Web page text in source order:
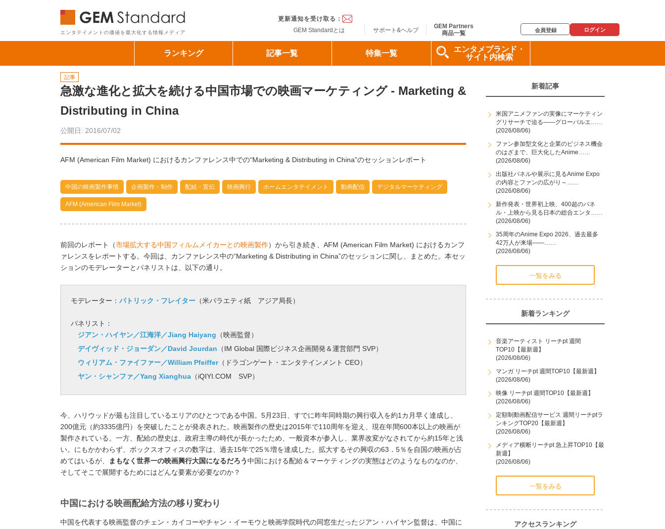
エンタテイメントの価値を最大化する情報メディア
更新通知を受け取る：
GEM Standardとは
サポート&ヘルプ
GEM Partners
商品一覧
会員登録 ログイン
ランキング 記事一覧 特集一覧
エンタメブランド・
サイト内検索
記事
急激な進化と拡大を続ける中国市場での映画マーケティング - Marketing &
Distributing in China
公開日: 2016/07/02
AFM (American Film Market) におけるカンファレンス中での“Marketing & Distributing in China”のセッションレポート
中国の映画製作事情 企画製作・制作 配給・宣伝 映画興行 ホームエンタテイメント 動画配信 デジタルマーケティング
AFM (American Film Market)
前回のレポート（市場拡大する中国フィルムメイカーとの映画製作）から引き続き、AFM (American Film Market) におけるカンフ
ァレンスをレポートする。今回は、カンファレンス中の“Marketing & Distributing in China”のセッションに関し、まとめた。本セッ
ションのモデレーターとパネリストは、以下の通り。
モデレーター： パトリック・フレイター （米バラエティ紙 アジア局長）
パネリスト：
ジアン・ハイヤン／江海洋／Jiang Haiyang （映画監督）
デイヴィッド・ジョーダン／David Jourdan （IM Global 国際ビジネス企画開発＆運営部門 SVP）
ウィリアム・ファイファー／William Pfeiffer（ドラゴンゲート・エンタテインメント CEO）
ヤン・シャンファ／Yang Xianghua （iQIYI.COM SVP）
今、ハリウッドが最も注目しているエリアのひとつである中国。5月23日、すでに昨年同時期の興行収入を約1カ月早く達成し、
200億元（約3335億円）を突破したことが発表された。映画製作の歴史は2015年で110周年を迎え、現在年間600本以上の映画が
製作されている。一方、配給の歴史は、政府主導の時代が長かったため、一般資本が参入し、業界改変がなされてから約15年と浅
い。にもかかわらず、ボックスオフィスの数字は、過去15年で25％増を達成した。拡大するその興収の63．5％を自国の映画が占
めてはいるが、
まもなく世界一の映画興行大国になるだろう中国における配給＆マーケティングの実態はどのようなものなのか、
そしてそこで展開するためにはどんな要素が必要なのか？
中国における映画配給方法の移り変わり
中国を代表する映画監督のチェン・カイコーやチャン・イーモウと映画学院時代の同窓生だったジアン・ハイヤン監督は、中国に
新着記事
米国アニメファンの実像にマーケティン
グリサーチで迫る――グローバルエ……
(2026/08/06)
ファン参加型文化と企業のビジネス機会
のはざまで、巨大化したAnime……
(2026/08/06)
出版社パネルや展示に見るAnime Expo
の内容とファンの広がり～……
(2026/08/06)
新作発表・世界初上映、400超のパネ
ル・上映から見る日本の総合エンタ……
(2026/08/06)
35周年のAnime Expo 2026、過去最多
42万人が来場――……
(2026/08/06)
一覧をみる
新着ランキング
音楽アーティスト リーチpt 週間
TOP10【最新週】
(2026/08/06)
マンガ リーチpt 週間TOP10【最新週】
(2026/08/06)
映像 リーチpt 週間TOP10【最新週】
(2026/08/06)
定額制動画配信サービス 週間リーチptラ
ンキングTOP20【最新週】
(2026/08/06)
メディア横断リーチpt 急上昇TOP10【最
新週】
(2026/08/06)
一覧をみる
アクセスランキング